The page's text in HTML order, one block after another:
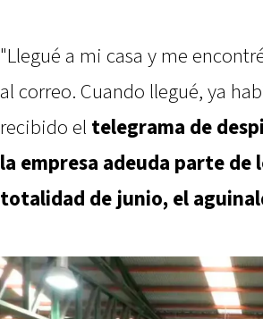
"Llegué a mi casa y me
al correo. Cuando llegué, ya
recibido el telegrama de
la empresa adeuda parte de
totalidad de junio, el